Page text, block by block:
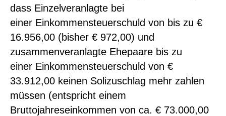
dass Einzelveranlagte bei
einer Einkommensteuerschuld von bis zu €
16.956,00 (bisher € 972,00) und
zusammenveranlagte Ehepaare bis zu
einer Einkommensteuerschuld von €
33.912,00 keinen Solizuschlag mehr zahlen
müssen (entspricht einem
Bruttojahreseinkommen von ca. € 73.000,00